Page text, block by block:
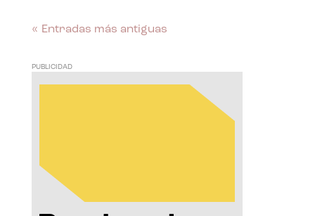
« Entradas más antiguas
PUBLICIDAD